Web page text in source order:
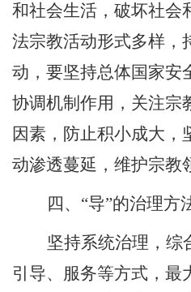
和社会生活，破坏社会
法宗教活动形式多样，
动，要坚持总体国家安
协调机制作用，关注宗
因素，防止积小成大，
动渗透蔓延，维护宗教
四、“导”的治理方
坚持系统治理，综
引导、服务等方式，最